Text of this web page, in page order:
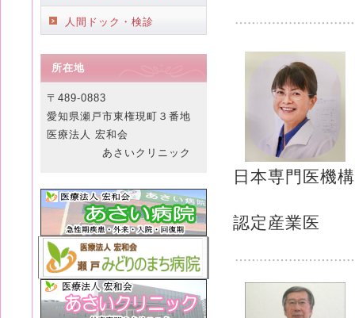
日本専門医機
認定産業医
人間ドック・検診
所在地
〒489-0883
愛知県瀬戸市東権現町３番地
医療法人 宏和会
あさいクリニック